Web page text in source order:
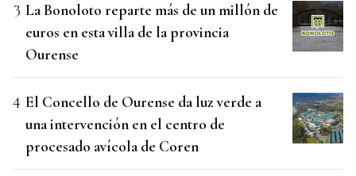
La Bonoloto reparte más de un millón de
euros en esta villa de la provincia
Ourense
El Concello de Ourense da luz verde a
una intervención en el centro de
procesado avícola de Coren